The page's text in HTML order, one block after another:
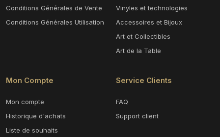
Conditions Générales de Vente
Conditions Générales Utilisation
Vinyles et technologies
Accessoires et Bijoux
Art et Collectibles
Art de la Table
Mon Compte
Mon compte
Historique d'achats
Liste de souhaits
Service Clients
FAQ
Support client